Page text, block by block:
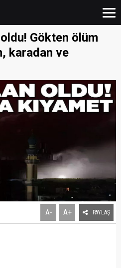
Gökten ölüm
karadan ve
A- A+ PAYLAŞ